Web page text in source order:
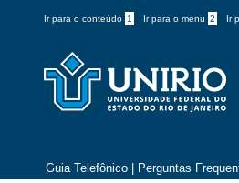
Ir para o conteúdo 1 Ir para o menu 2 Ir
Guia Telefônico Perguntas